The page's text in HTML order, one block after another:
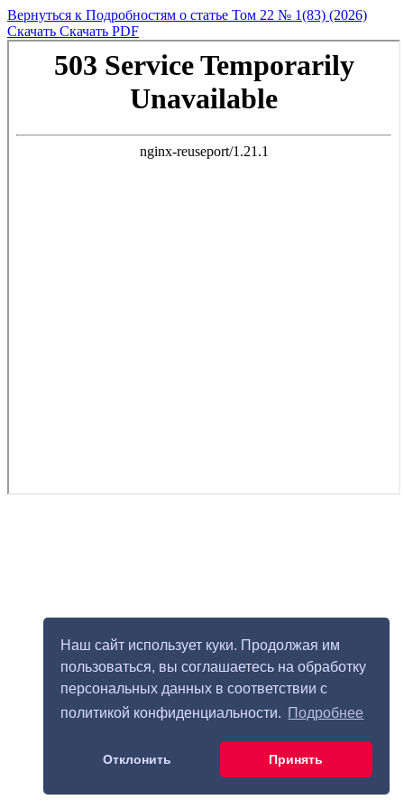
Наш сайт использует куки. Продолжая им
пользоваться, вы соглашаетесь на обработку
персональных данных в соответствии с
политикой конфиденциальности. Подробнее
Отклонить Принять
Вернуться к Подробностям о статье Том 22 № 1(83) (2026)
Скачать Скачать PDF